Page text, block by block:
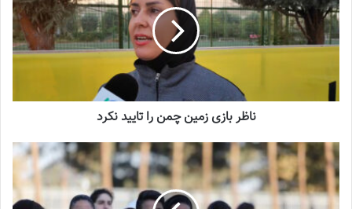
ناظر بازی زمین چمن را تایید نکرد